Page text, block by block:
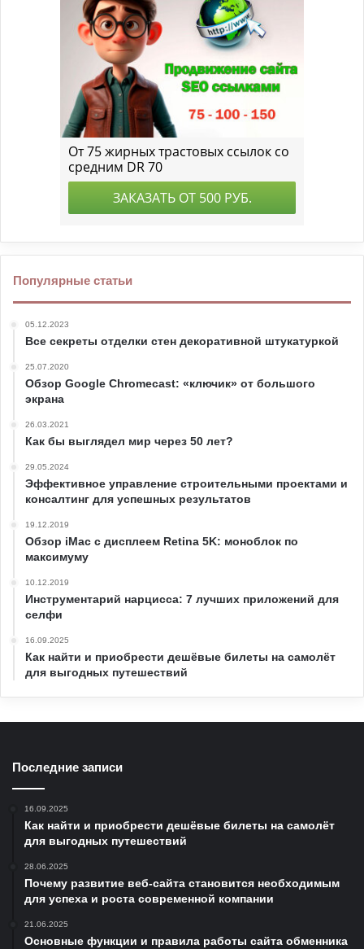
Популярные статьи
05.12.2023
Все секреты отделки стен декоративной штукатуркой
25.07.2020
Обзор Google Chromecast: «ключик» от большого
экрана
26.03.2021
Как бы выглядел мир через 50 лет?
29.05.2024
Эффективное управление строительными проектами и
консалтинг для успешных результатов
19.12.2019
Обзор iMac c дисплеем Retina 5K: моноблок по
максимуму
10.12.2019
Инструментарий нарцисса: 7 лучших приложений для
селфи
16.09.2025
Как найти и приобрести дешёвые билеты на самолёт
для выгодных путешествий
Последние записи
16.09.2025
Как найти и приобрести дешёвые билеты на самолёт
для выгодных путешествий
28.06.2025
Почему развитие веб-сайта становится необходимым
для успеха и роста современной компании
21.06.2025
Основные функции и правила работы сайта обменника